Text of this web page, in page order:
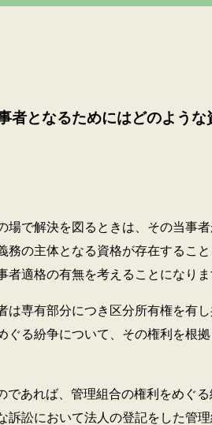
者となるためにはどのような
で解決を図るときは、その当事
務の主体となる資格が存在するこ
適格の有無を考えることになりま
専有部分につき区分所有権を有
ぐる紛争について、その権利を根
であれば、管理組合の権利をめぐ
訴訟において法人の登記をした管